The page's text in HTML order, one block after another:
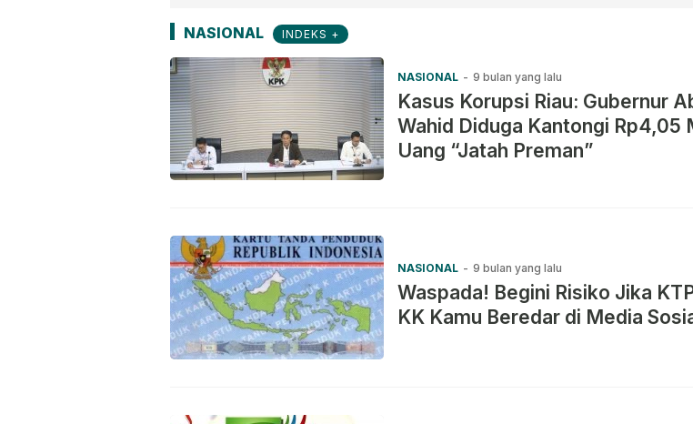
NASIONAL INDEKS +
NASIONAL - 9 bulan yang lalu
Kasus Korupsi Riau: Gubernur
Wahid Diduga Kantongi Rp4,05
Uang “Jatah Preman”
NASIONAL - 9 bulan yang lalu
Waspada! Begini Risiko Jika
KK Kamu Beredar di Media